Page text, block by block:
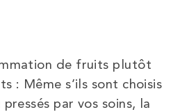
de fruits plutôt
: Même s’ils sont choisis
par vos soins, la